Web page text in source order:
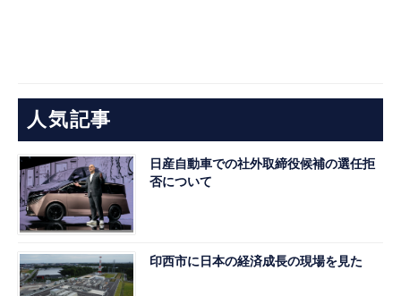
人気記事
日産自動車での社外取締役候補の選任拒
否について
印西市に日本の経済成長の現場を見た